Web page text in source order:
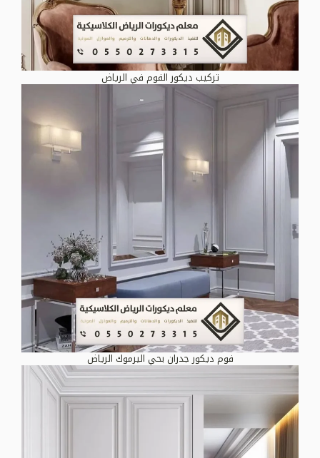
تركيب ديكور الفوم في الرياض
فوم ديكور جدران بحي اليرموك الرياض